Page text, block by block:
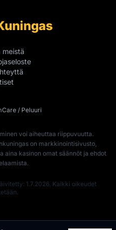
meistä
/ Peluuri
voi aiheuttaa riippuvuutta.
on markkinointisivusto,
aina kasinon omat säännöt ja ehdot
1.7.2026. Kaikki oikeudet